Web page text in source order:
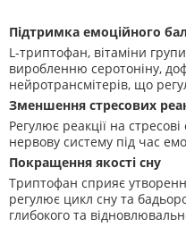
Підтримка емоційного
L-триптофан, вітаміни
виробленню серотоніну,
нейротрансмітерів, що
Зменшення стресових
Регулює реакції на
нервову систему під час
Покращення якості сну
Триптофан сприяє
регулює цикл сну та
глибокого та